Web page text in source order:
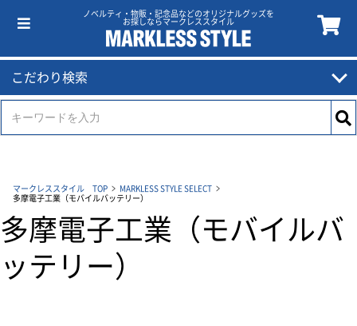
ノベルティ・物販・記念品などのオリジナルグッズを
お探しならマークレススタイル
こだわり検索
マークレススタイル TOP
MARKLESS STYLE SELECT
多摩電子工業（モバイルバッテリー）
多摩電子工業（モバイルバ
ッテリー）